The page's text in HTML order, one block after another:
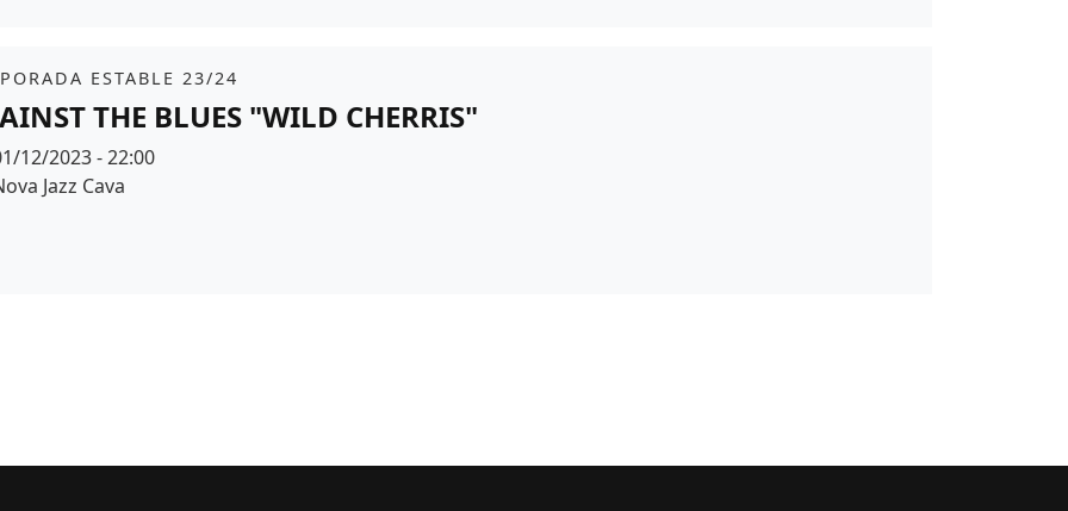
ESTABLE 23/24
THE BLUES "WILD CHERRIS"
12/2023 - 22:00
Jazz Cava